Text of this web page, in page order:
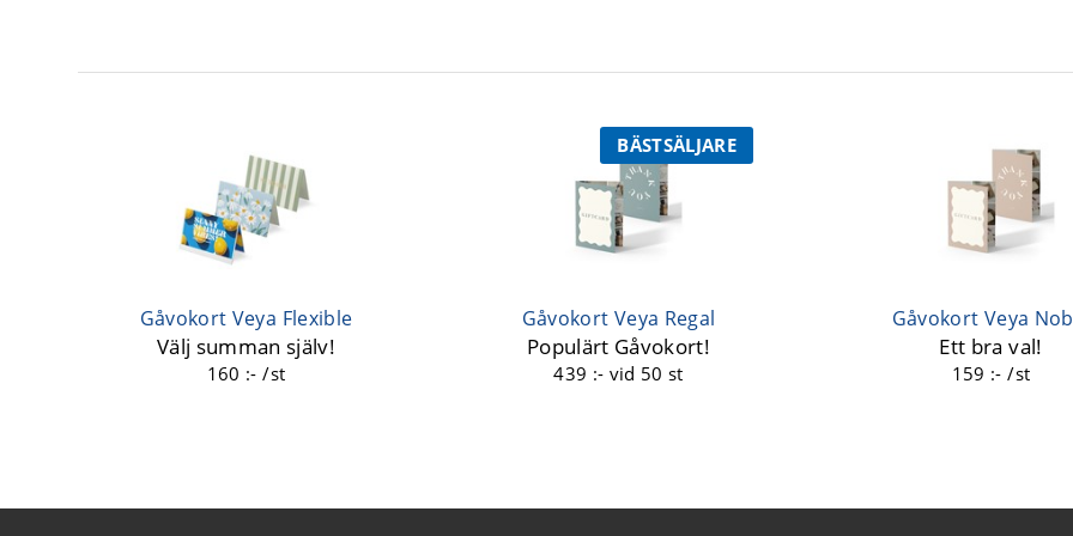
Gåvokort Veya Flexible
Välj summan själv!
160 :- /st
BÄSTSÄLJARE
Gåvokort Veya Regal
Populärt Gåvokort!
439 :- vid 50 st
Gåvokort Veya
Ett bra val!
159 :- /st